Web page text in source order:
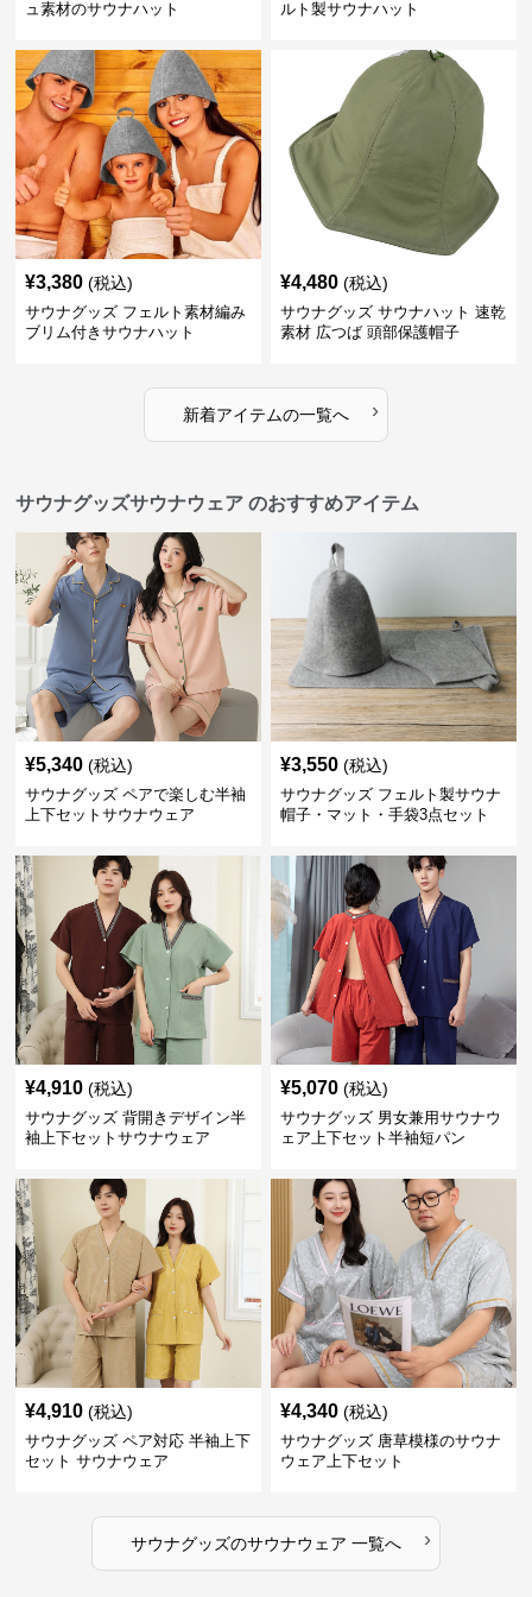
ュ素材のサウナハット ルト製サウナハット
¥3,380 (税込)
サウナグッズ フェルト素材編み
ブリム付きサウナハット
¥4,480 (税込)
サウナグッズ サウナハット 速乾
素材 広つば 頭部保護帽子
新着アイテムの一覧へ ›
サウナグッズサウナウェア のおすすめアイテム
¥5,340 (税込)
サウナグッズ ペアで楽しむ半袖
上下セットサウナウェア
¥3,550 (税込)
サウナグッズ フェルト製サウナ
帽子・マット・手袋3点セット
¥4,910 (税込)
サウナグッズ 背開きデザイン半
袖上下セットサウナウェア
¥5,070 (税込)
サウナグッズ 男女兼用サウナウ
ェア上下セット半袖短パン
¥4,910 (税込)
サウナグッズ ペア対応 半袖上下
セット サウナウェア
¥4,340 (税込)
サウナグッズ 唐草模様のサウナ
ウェア上下セット
サウナグッズのサウナウェア 一覧へ ›